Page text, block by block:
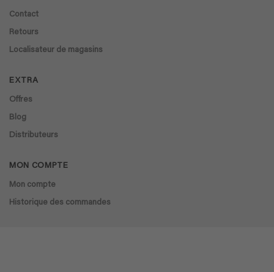
Contact
Retours
Localisateur de magasins
EXTRA
Offres
Blog
Distributeurs
MON COMPTE
Mon compte
Historique des commandes